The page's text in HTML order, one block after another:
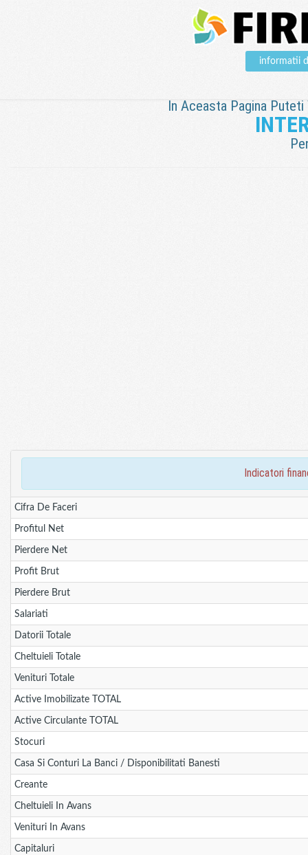
informatii
In Aceasta Pagina
indicatori
Cifra De Faceri
Profitul Net
Pierdere Net
Profit Brut
Pierdere Brut
Salariati
Datorii Totale
Cheltuieli Totale
Venituri Totale
Active Imobilizate TOTAL
Active Circulante TOTAL
Stocuri
Casa Si Conturi La Banci / Disponibilitati Banesti
Creante
Cheltuieli In Avans
Venituri In Avans
Capitaluri